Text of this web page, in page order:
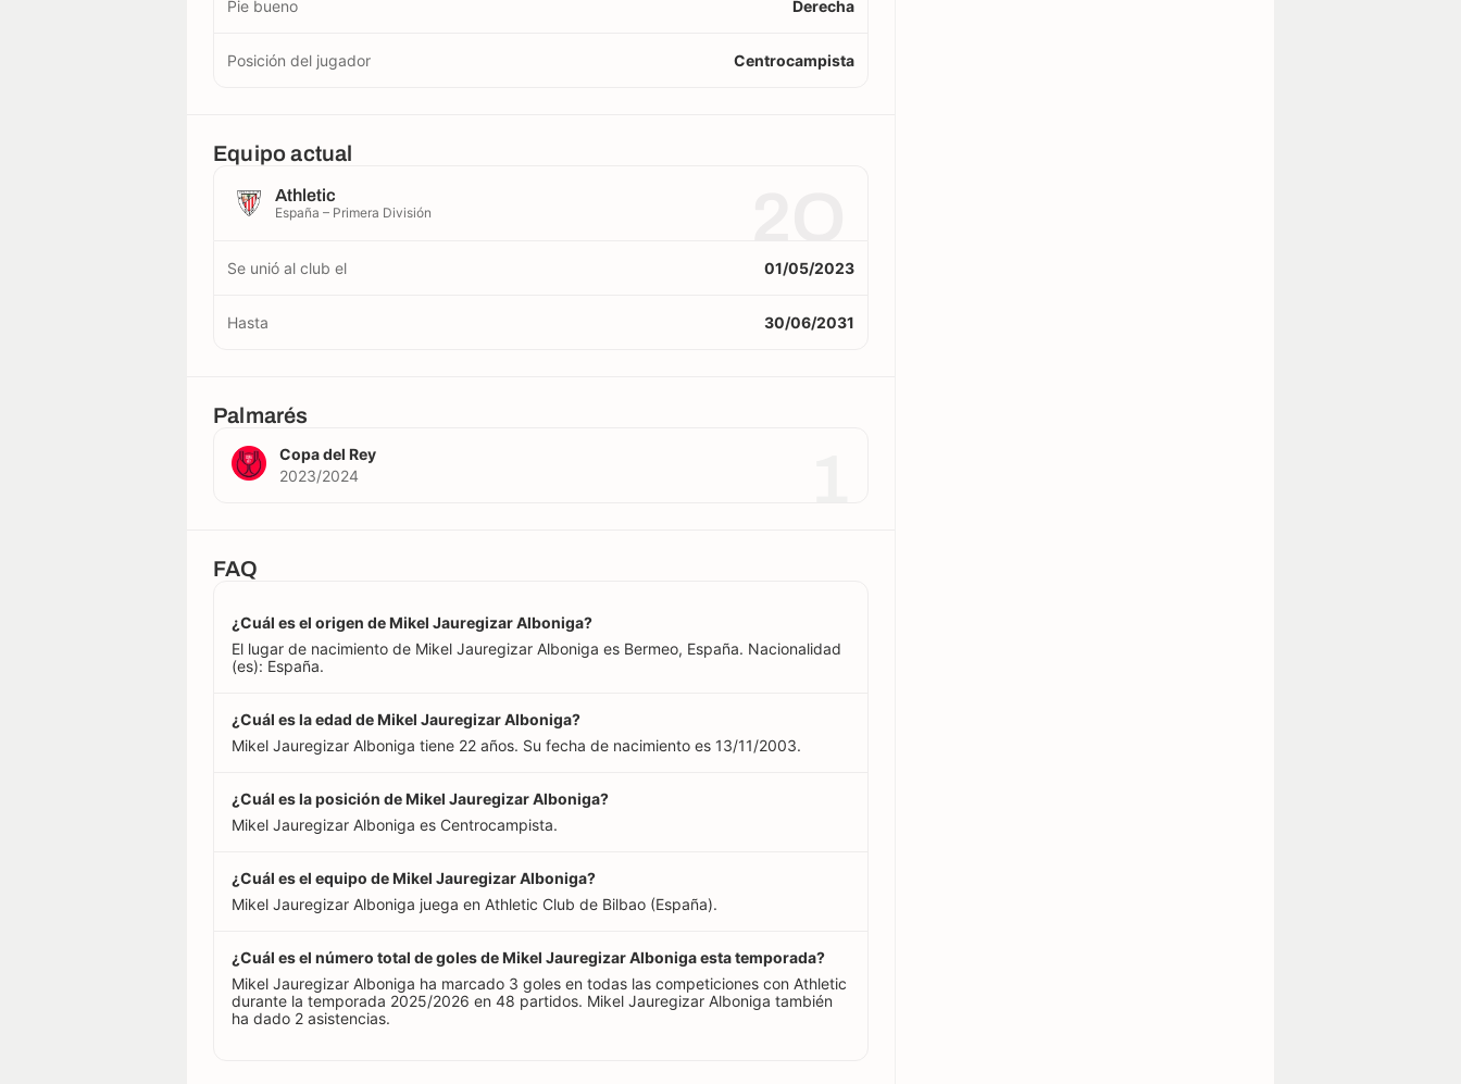
Pie bueno Derecha
Posición del jugador Centrocampista
Equipo actual
Athletic
España – Primera División
Se unió al club el 01/05/2023
Hasta 30/06/2031
Palmarés
Copa del Rey
2023/2024
FAQ
¿Cuál es el origen de Mikel Jauregizar Alboniga?
El lugar de nacimiento de Mikel Jauregizar Alboniga es Bermeo, España. Nacionalidad
(es): España.
¿Cuál es la edad de Mikel Jauregizar Alboniga?
Mikel Jauregizar Alboniga tiene 22 años. Su fecha de nacimiento es 13/11/2003.
¿Cuál es la posición de Mikel Jauregizar Alboniga?
Mikel Jauregizar Alboniga es Centrocampista.
¿Cuál es el equipo de Mikel Jauregizar Alboniga?
Mikel Jauregizar Alboniga juega en Athletic Club de Bilbao (España).
¿Cuál es el número total de goles de Mikel Jauregizar Alboniga esta temporada?
Mikel Jauregizar Alboniga ha marcado 3 goles en todas las competiciones con Athletic
durante la temporada 2025/2026 en 48 partidos. Mikel Jauregizar Alboniga también
ha dado 2 asistencias.